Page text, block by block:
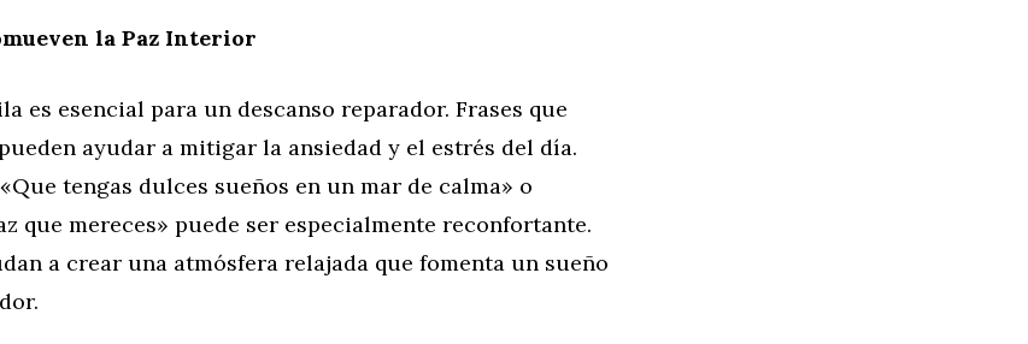
la Paz Interior
es esencial para un descanso reparador. Frases que
ayudar a mitigar la ansiedad y el estrés del día.
tengas dulces sueños en un mar de calma» o
que mereces» puede ser especialmente reconfortante.
a crear una atmósfera relajada que fomenta un sueño